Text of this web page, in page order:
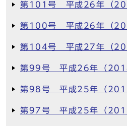
第101号 平成26年（
第100号 平成26年（
第104号 平成27年（
第99号 平成26年（
第98号 平成25年（
第97号 平成25年（